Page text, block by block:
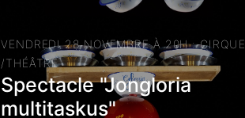
VENDREDI 28 NOVEMBRE À 20H : CIRQUE
/THÉÂTRE
Spectacle "Jongloria
multitaskus"